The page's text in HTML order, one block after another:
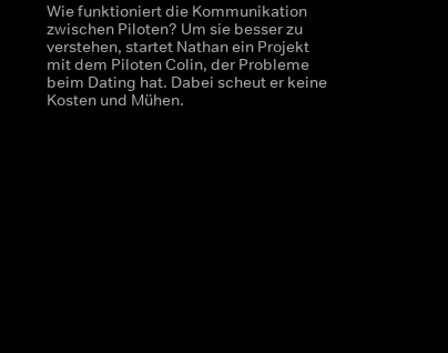
Wie funktioniert die Kommunikation
zwischen Piloten? Um sie besser zu
verstehen, startet Nathan ein Projekt
mit dem Piloten Colin, der Probleme
beim Dating hat. Dabei scheut er keine
Kosten und Mühen.